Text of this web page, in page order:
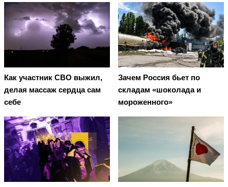
Как участник СВО выжил,
делая массаж сердца сам
себе
Зачем Россия бьет по
складам «шоколада и
мороженного»